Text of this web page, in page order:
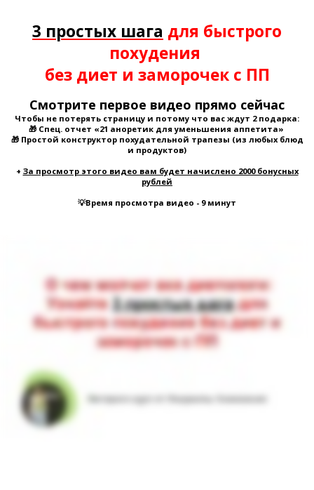
3 простых шага для быстрого
похудения
без диет и заморочек с ПП
Смотрите первое видео прямо сейчас
Чтобы не потерять страницу и потому что вас ждут 2 подарка:
🎁 Спец. отчет «21 аноретик для уменьшения аппетита»
🎁 Простой конструктор похудательной трапезы (из любых блюд
и продуктов)
+ За просмотр этого видео вам будет начислено 2000 бонусных
рублей
💡Время просмотра видео - 9 минут